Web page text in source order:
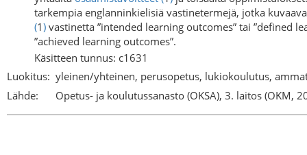
tarkempia englanninkielisiä vastinetermejä, jotka
(1) vastinetta ”intended learning outcomes” tai ”defined
”achieved learning outcomes”.
Käsitteen tunnus: c1631
Luokitus: yleinen/yhteinen, perusopetus, lukiokoulutus,
Lähde:
Opetus- ja koulutussanasto (OKSA), 3. laitos (OKM,